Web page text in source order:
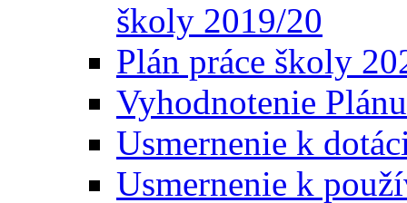
školy 2019/20
Plán práce školy
Vyhodnotenie
Usmernenie k
Usmernenie k